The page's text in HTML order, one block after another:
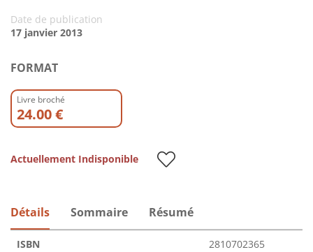
Date de publication
17 janvier 2013
FORMAT
Livre broché
24.00 €
Actuellement Indisponible
Détails Sommaire Résumé
ISBN 2810702365